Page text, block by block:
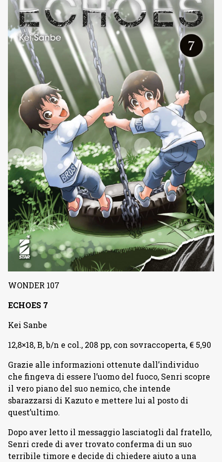
WONDER 107
ECHOES 7
Kei Sanbe
12,8×18, B, b/n e col., 208 pp, con sovraccoperta, € 5,90
Grazie alle informazioni ottenute dall’individuo
che fingeva di essere l’uomo del fuoco, Senri scopre
il vero piano del suo nemico, che intende
sbarazzarsi di Kazuto e mettere lui al posto di
quest’ultimo.
Dopo aver letto il messaggio lasciatogli dal fratello,
Senri crede di aver trovato conferma di un suo
terribile timore e decide di chiedere aiuto a una